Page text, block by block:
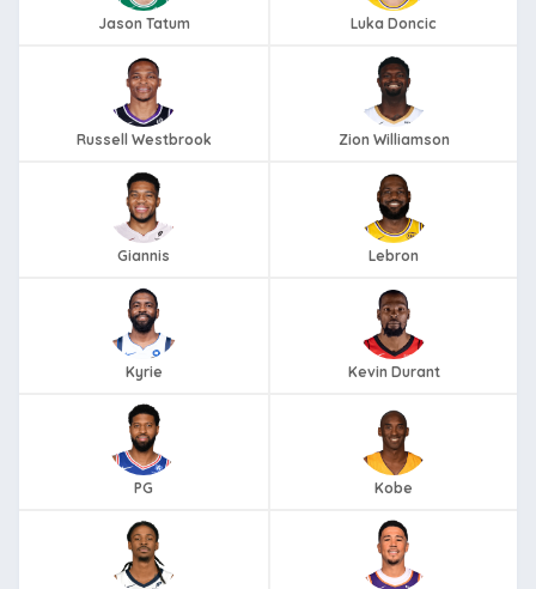
Jason Tatum Luka Doncic
Russell Westbrook Zion Williamson
Giannis Lebron
Kyrie Kevin Durant
PG Kobe